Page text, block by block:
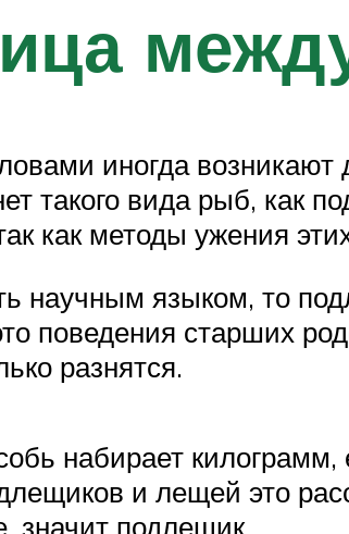
иногда возникают
такого вида рыб, как
как методы ужения
научным языком, то
поведения старших
разнятся.
набирает
и лещей это
значит подлещик.